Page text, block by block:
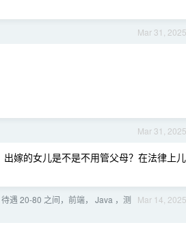
Mar 31, 2025
Mar 31, 2025
嫁的女儿是不是不用管父母？在法律上儿
Mar 14, 2025
遇 20-80 之间，前端， Java ，测